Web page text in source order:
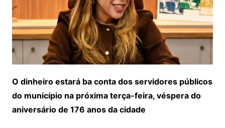
O dinheiro estará ba conta dos servidores públicos
do município na próxima terça-feira, véspera do
aniversário de 176 anos da cidade